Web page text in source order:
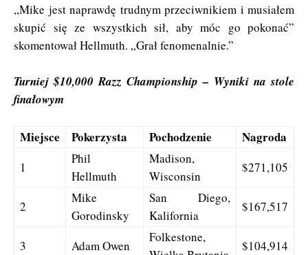
„Mike jest naprawdę trudnym przeciwnikiem i musiałem
skupić się ze wszystkich sił, aby móc go pokonać”
skomentował Hellmuth. „Grał fenomenalnie.”
Turniej $10,000 Razz Championship – Wyniki na stole
finałowym
Miejsce Pokerzysta Pochodzenie Nagroda
1
Phil
Hellmuth
Madison,
Wisconsin
$271,105
2
Mike
Gorodinsky
San Diego,
Kalifornia
$167,517
3 Adam Owen
Folkestone,
$104,914